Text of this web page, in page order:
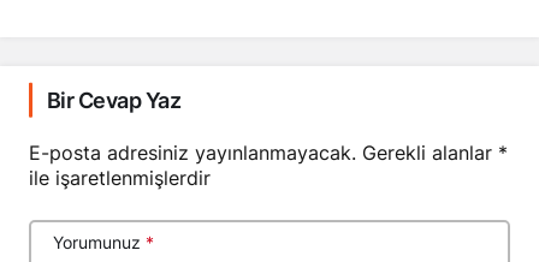
Bir Cevap Yaz
E-posta adresiniz yayınlanmayacak. Gerekli alanlar *
ile işaretlenmişlerdir
Yorumunuz *